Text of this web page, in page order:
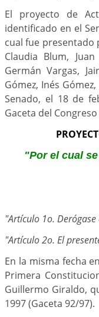
El proyecto de
identificado en el
cual fue presentado
Claudia Blum,
Germán Vargas,
Gómez, Inés
Senado, el 18 de
Gaceta del
"Por el cual
"Artículo 1o.
"Artículo 2o. El
En la misma fecha
Primera
Guillermo Giraldo,
1997 (Gaceta 92/97).